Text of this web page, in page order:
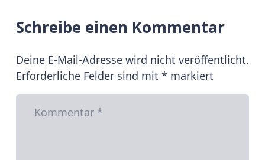
Schreibe einen Kommentar
Deine E-Mail-Adresse wird nicht veröffentlicht.
Erforderliche Felder sind mit * markiert